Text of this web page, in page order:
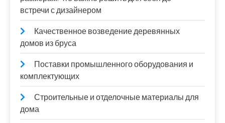
встречи с дизайнером
Качественное возведение деревянных
домов из бруса
Поставки промышленного оборудования и
комплектующих
Строительные и отделочные материалы для
дома